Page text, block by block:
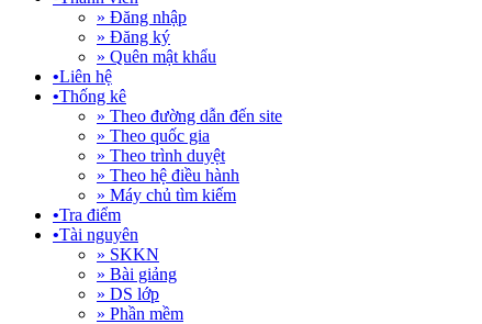
» Đăng nhập
» Đăng ký
» Quên mật khẩu
•Liên hệ
•Thống kê
» Theo đường dẫn đến site
» Theo quốc gia
» Theo trình duyệt
» Theo hệ điều hành
» Máy chủ tìm kiếm
•Tra điểm
•Tài nguyên
» SKKN
» Bài giảng
» DS lớp
» Phần mềm